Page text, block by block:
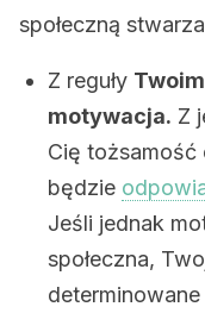
społeczną
Z reguły
motywacja. Z
Cię tożsamość
będzie
Jeśli jednak
społeczna,